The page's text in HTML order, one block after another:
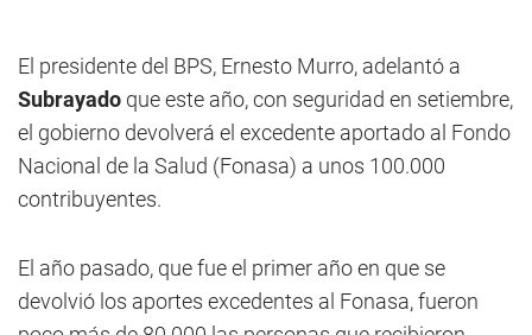
El presidente del BPS, Ernesto Murro, adelantó a
Subrayado que este año, con seguridad en setiembre,
el gobierno devolverá el excedente aportado al Fondo
Nacional de la Salud (Fonasa) a unos 100.000
contribuyentes.
El año pasado, que fue el primer año en que se
devolvió los aportes excedentes al Fonasa, fueron